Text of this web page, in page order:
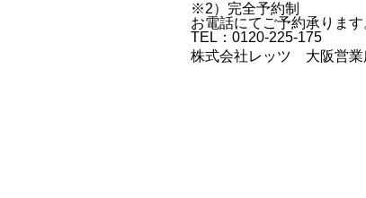
※2）完全予約制
お電話にてご予約承りま
TEL：0120-225-175
株式会社レッツ 大阪営